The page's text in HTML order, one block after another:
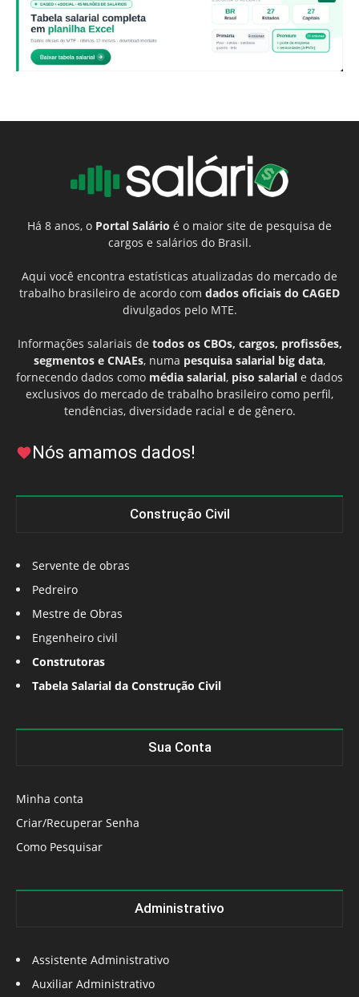
Há 8 anos, o Portal Salário é o maior site de pesquisa de
cargos e salários do Brasil.
Aqui você encontra estatísticas atualizadas do mercado de
trabalho brasileiro de acordo com dados oficiais do CAGED
divulgados pelo MTE.
Informações salariais de todos os CBOs, cargos, profissões,
segmentos e CNAEs, numa pesquisa salarial big data,
fornecendo dados como média salarial, piso salarial e dados
exclusivos do mercado de trabalho brasileiro como perfil,
tendências, diversidade racial e de gênero.
Nós amamos dados!
Construção Civil
Servente de obras
Pedreiro
Mestre de Obras
Engenheiro civil
Construtoras
Tabela Salarial da Construção Civil
Sua Conta
Minha conta
Criar/Recuperar Senha
Como Pesquisar
Administrativo
Assistente Administrativo
Auxiliar Administrativo